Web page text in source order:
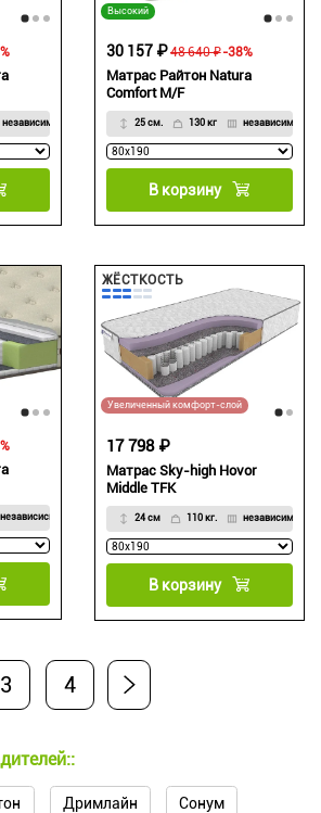
независимый
Высокий
Матрас Райтон Natura
Comfort M/F
25 см. 130 кг независимый
48 640 ₽
30 157 ₽ -38%
В корзину
независисмый
ЖЁСТКОСТЬ
Увеличенный комфорт-слой
Матрас Sky-high Hovor
Middle TFK
24 см 110 кг. независимый
17 798 ₽
В корзину
3 4
Дримлайн Сонум